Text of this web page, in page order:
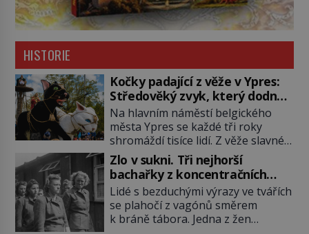
HISTORIE
Kočky padající z věže v Ypres:
Středověký zvyk, který dodnes
budí rozpaky
Na hlavním náměstí belgického
města Ypres se každé tři roky
shromáždí tisíce lidí. Z věže slavné
tržnice létají do davu kočky, diváci
jásají a snaží se je chytit. Naštěstí
už nejde o živá zvířata, ale jenom o
plyšové suvenýry. Kdysi to ale bylo
jinak. Tato veselá podívaná
připomíná jeden z nejpodivnějších
Zlo v sukni. Tři nejhorší
bachařky z koncentračních
táborů
Lidé s bezduchými výrazy ve tvářích
se plahočí z vagónů směrem
k bráně tábora. Jedna z žen